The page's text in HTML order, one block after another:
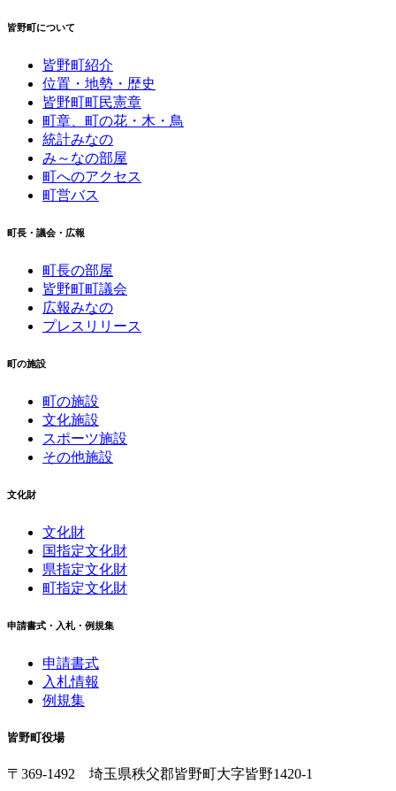
皆野町について
皆野町紹介
位置・地勢・歴史
皆野町町民憲章
町章、町の花・木・鳥
統計みなの
み～なの部屋
町へのアクセス
町営バス
町長・議会・広報
町長の部屋
皆野町町議会
広報みなの
プレスリリース
町の施設
町の施設
文化施設
スポーツ施設
その他施設
文化財
文化財
国指定文化財
県指定文化財
町指定文化財
申請書式・入札・例規集
申請書式
入札情報
例規集
皆野町役場
〒369-1492 埼玉県秩父郡皆野町 大字皆野1420-1